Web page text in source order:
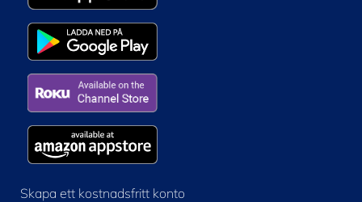
Skapa ett kostnadsfritt konto